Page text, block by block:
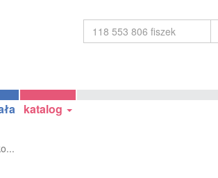
katalog